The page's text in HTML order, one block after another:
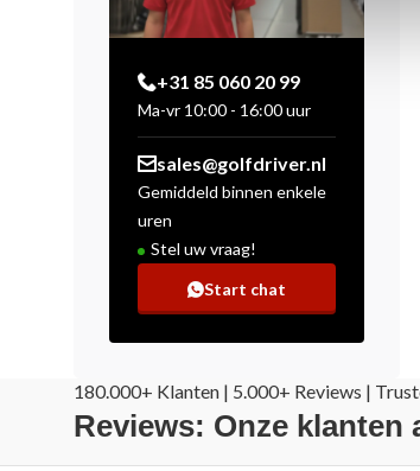
+31 85 060 20 99
Ma-vr 10:00 - 16:00 uur
sales@golfdriver.nl
Gemiddeld binnen enkele
uren
Stel uw vraag!
Start chat
180.000+ Klanten | 5.000+ Reviews |
Reviews: Onze klanten